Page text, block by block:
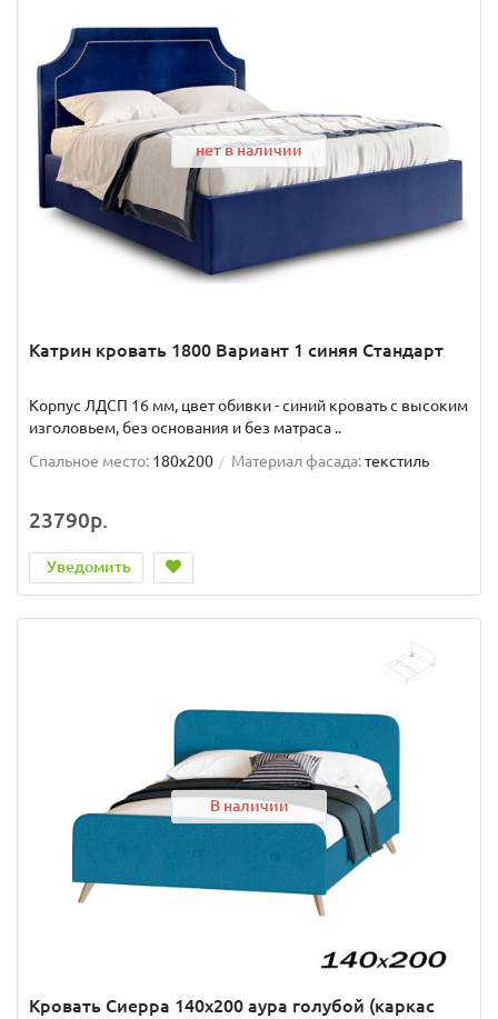
нет в наличии
Катрин кровать 1800 Вариант 1 синяя Стандарт
Корпус ЛДСП 16 мм, цвет обивки - синий кровать с высоким
изголовьем, без основания и без матраса ..
Спальное место: 180x200 Материал фасада:текстиль
23790р.
Уведомить
В наличии
Кровать Сиерра 140х200 аура голубой (каркас